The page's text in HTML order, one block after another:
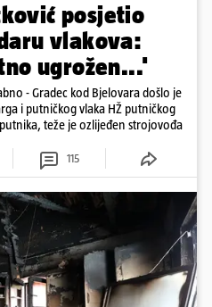
posjetio
vlakova:
ugrožen...'
- Gradec kod Bjelovara došlo je
i putničkog vlaka HŽ putničkog
teže je ozlijeđen strojovođa
115